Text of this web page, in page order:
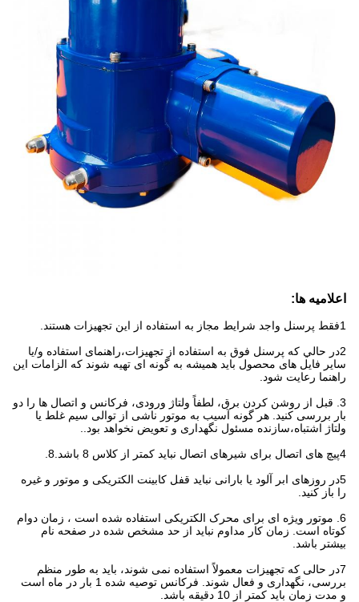
اعلامیه ها:
2در حالي که پرسنل فوق به استفاده از تجهیزات،راهنمای استفاده و/یا
سایر فایل های محصول باید همیشه به گونه ای تهیه شوند که الزامات این
راهنما رعایت شود.
3. قبل از روشن کردن برق، لطفاً ولتاژ ورودی، فرکانس و اتصال ها را دو
بار بررسی کنید. هر گونه آسیب به موتور ناشی از توالی سیم غلط یا
ولتاژ اشتباه،سازنده مسئول نگهداری و تعویض نخواهد بود..
4پیچ های اتصال برای شیرهای اتصال نباید کمتر از کلاس 8 باشد.8.
5در روزهای ابر آلود یا بارانی نباید قفل کابینت الکتریکی و موتور و غیره
را باز کنید.
6. موتور ویژه ای برای محرک الکتریکی استفاده شده است ، زمان دوام
کوتاه است. زمان کار مداوم نباید از حد مشخص شده در صفحه نام
بیشتر باشد.
7در حالی که تجهیزات معمولاً استفاده نمی شوند، باید به طور منظم
بررسی، نگهداری و فعال شوند. فرکانس توصیه شده 1 بار در ماه است
و مدت زمان باید کمتر از 10 دقیقه باشد.